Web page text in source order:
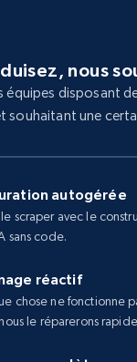
nous
équipes disposant
souhaitant une
autogérée
scraper avec le
sans code.
réactif
chose ne fonctionne
le réparerons